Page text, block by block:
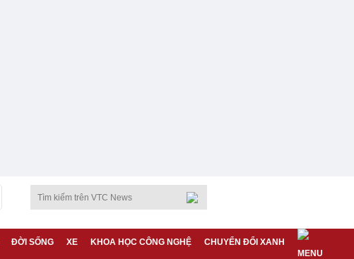
ĐỜI SỐNG XE KHOA HỌC CÔNG NGHỆ CHUYỂN ĐỔI XANH